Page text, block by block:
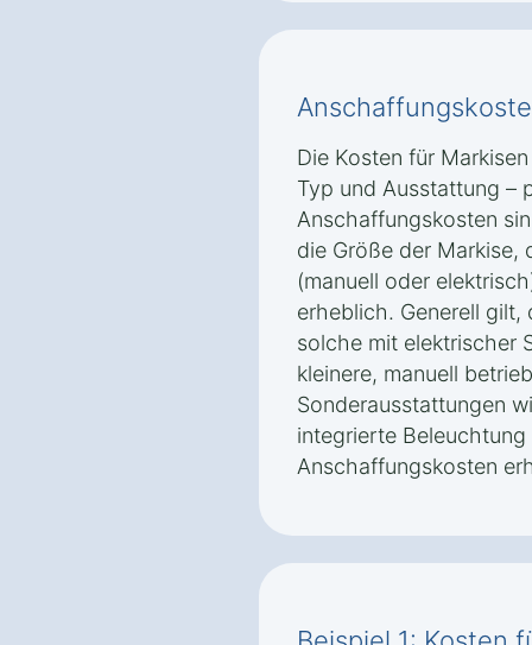
Die Kosten für
Typ und Ausstattung –
Anschaffungskosten
die Größe der Markise,
(manuell oder
erheblich. Generell gilt,
solche mit elektrischer
kleinere, manuell
Sonderausstattungen
integrierte Beleuchtung
Anschaffungskosten